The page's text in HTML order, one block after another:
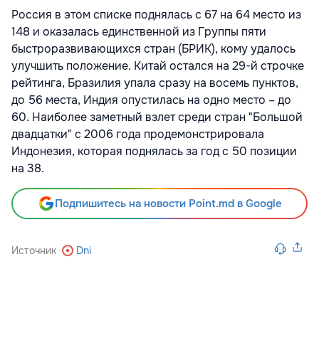
Россия в этом списке поднялась с 67 на 64 место из
148 и оказалась единственной из Группы пяти
быстроразвивающихся стран (БРИК), кому удалось
улучшить положение. Китай остался на 29-й строчке
рейтинга, Бразилия упала сразу на восемь пунктов,
до 56 места, Индия опустилась на одно место – до
60. Наиболее заметный взлет среди стран "Большой
двадцатки" с 2006 года продемонстрировала
Индонезия, которая поднялась за год с 50 позиции
на 38.
Подпишитесь на новости Point.md в Google
Источник Dni